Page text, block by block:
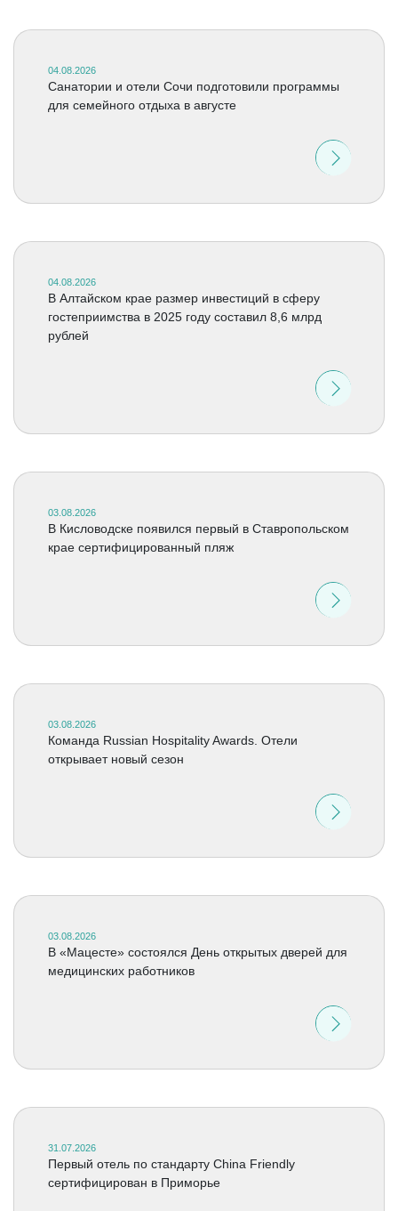
04.08.2026
Санатории и отели Сочи подготовили программы
для семейного отдыха в августе
04.08.2026
В Алтайском крае размер инвестиций в сферу
гостеприимства в 2025 году составил 8,6 млрд
рублей
03.08.2026
В Кисловодске появился первый в Ставропольском
крае сертифицированный пляж
03.08.2026
Команда Russian Hospitality Awards. Отели
открывает новый сезон
03.08.2026
В «Мацесте» состоялся День открытых дверей для
медицинских работников
31.07.2026
Первый отель по стандарту China Friendly
сертифицирован в Приморье